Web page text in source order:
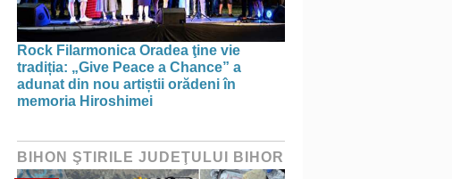
Rock Filarmonica Oradea ţine vie
tradiția: „Give Peace a Chance” a
adunat din nou artiștii orădeni în
memoria Hiroshimei
BIHON ŞTIRILE JUDEŢULUI BIHOR